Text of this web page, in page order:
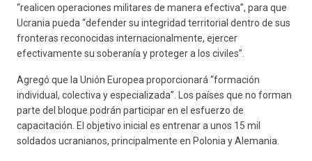
“realicen operaciones militares de manera efectiva”, para que
Ucrania pueda “defender su integridad territorial dentro de sus
fronteras reconocidas internacionalmente, ejercer
efectivamente su soberanía y proteger a los civiles”.
Agregó que la Unión Europea proporcionará “formación
individual, colectiva y especializada”. Los países que no forman
parte del bloque podrán participar en el esfuerzo de
capacitación. El objetivo inicial es entrenar a unos 15 mil
soldados ucranianos, principalmente en Polonia y Alemania.